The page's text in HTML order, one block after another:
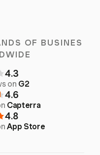
OF BUSINES
4.3
on G2
4.6
Capterra
4.8
App Store